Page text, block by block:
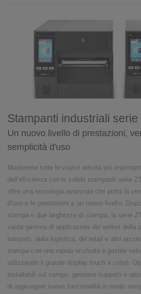
Stampanti industriali serie
Un nuovo livello di prestazioni,
semplicità d'uso
Mantenete tutte le vostre attività più
dell’efficienza con le solide stampanti serie
offre una tecnologia avanzata che porta la
d’uso e le prestazioni a un nuovo livello.
stampa e due larghezze di stampa, la serie
vasta gamma di applicazioni dei settori della
trasporti, della logistica, del retail e altri
stampa con una rapida occhiata e gestite
utilizzando il grande display touch a colori.
installabili sul campo, gestione supporti e
di aggiungere nuove funzionalità in modo